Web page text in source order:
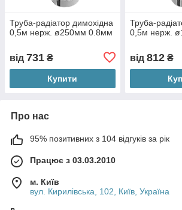
Труба-радіатор димохідна
0,5м нерж. ø250мм 0.8мм
від 731 ₴
Купити
Труба-
0,5м нерж.
від 812₴
Про нас
95% позитивних з 104 відгуків за рік
Працює з 03.03.2010
м. Київ
вул. Кирилівська, 102, Київ, Україна